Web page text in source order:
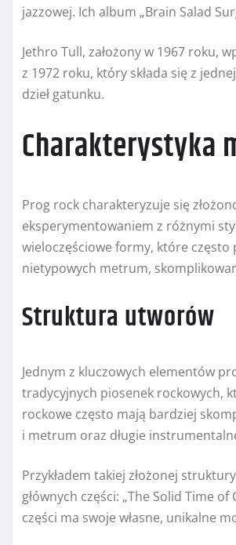
jazzowej. Ich album „Brain Salad
Jethro Tull, założony w 1967 roku,
z 1972 roku, który składa się z
dzieł gatunku.
Charakterystyka
Prog rock charakteryzuje się
eksperymentowaniem z różnymi
wieloczęściowe formy, które często
nietypowych metrum,
Struktura utworów
Jednym z kluczowych elementów
tradycyjnych piosenek rockowych,
rockowe często mają bardziej
i metrum oraz długie
Przykładem takiej złożonej
głównych części: „The Solid Time
części ma swoje własne, unikalne